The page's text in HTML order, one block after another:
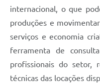
internacional, o que
produções e
serviços e economia
ferramenta de
profissionais do setor,
técnicas das locações